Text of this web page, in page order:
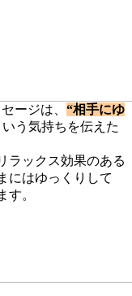
ージは、 “相手にゆ
いう気持ちを伝えた
ラックス効果のある
にはゆっくりして
す。